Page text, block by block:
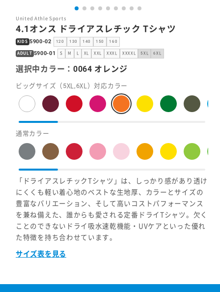
United Athle Sports
4.1オンス ドライアスレチック Tシャツ
KIDS 5900-02 120 130 140 150 160
ADULT 5900-01 S M L XL XXL XXXL XXXXL 5XL 6XL
選択中カラー： 0064 オレンジ
ビッグサイズ（5XL,6XL）対応カラー
通常カラー
「ドライアスレチックTシャツ」は、しっかり感があり透け
にくくも軽い着心地のベストな生地厚、カラーとサイズの
豊富なバリエーション、そして高いコストパフォーマンス
を兼ね備えた、誰からも愛される定番ドライTシャツ。欠く
ことのできないドライ吸水速乾機能・UVケアといった優れ
た特徴を持ち合わせています。
サイズ表を見る